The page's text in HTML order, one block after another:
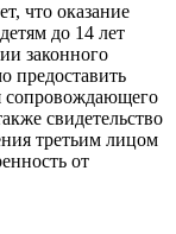
что оказание
до 14 лет
законного
предоставить
сопровождающего
свидетельство
третьим лицом
от